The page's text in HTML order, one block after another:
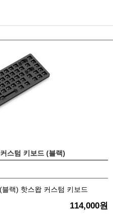
스텀 키보드 (블랙)
랙) 핫스왑 커스텀 키보드
114,000원